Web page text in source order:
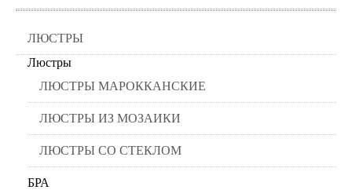
ЛЮСТРЫ
Люстры
ЛЮСТРЫ МАРОККАНСКИЕ
ЛЮСТРЫ ИЗ МОЗАИКИ
ЛЮСТРЫ СО СТЕКЛОМ
БРА